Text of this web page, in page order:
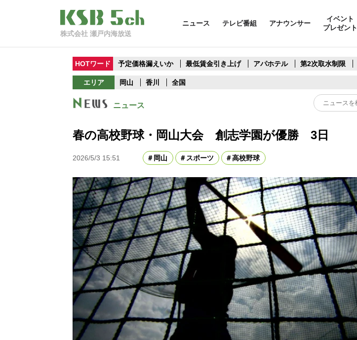
株式会社 瀬戸内海放送
ニュース テレビ番組 アナウンサー
イベント
プレゼント
HOTワード 予定価格漏えいか 最低賃金引き上げ アパホテル 第2次取水制限
エリア 岡山 香川 全国
ニュース
春の高校野球・岡山大会 創志学園が優勝 3日
2026/5/3 15:51 岡山 スポーツ 高校野球